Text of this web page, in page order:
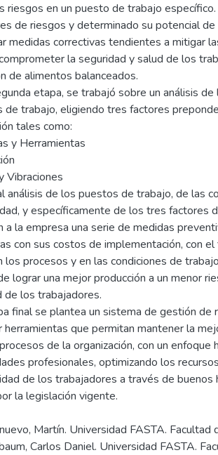
riesgos en un puesto de trabajo
de riesgos y determinado su potencial de
medidas correctivas tendientes a mitigar
la seguridad y salud de los
de alimentos balanceados.
etapa, se trabajó sobre un análisis de
de trabajo, eligiendo tres factores
tales como:
y Herramientas
Vibraciones
análisis de los puestos de trabajo, de las
y específicamente de los tres factores
a la empresa una serie de medidas
con sus costos de implementación, con el
los procesos y en las condiciones de
lograr una mejor producción a un menor
de los trabajadores.
final se plantea un sistema de gestión de
herramientas que permitan mantener la
de la organización, con un enfoque
profesionales, optimizando los
de los trabajadores a través de
Martín. Universidad FASTA. Facultad
Carlos Daniel. Universidad FASTA.